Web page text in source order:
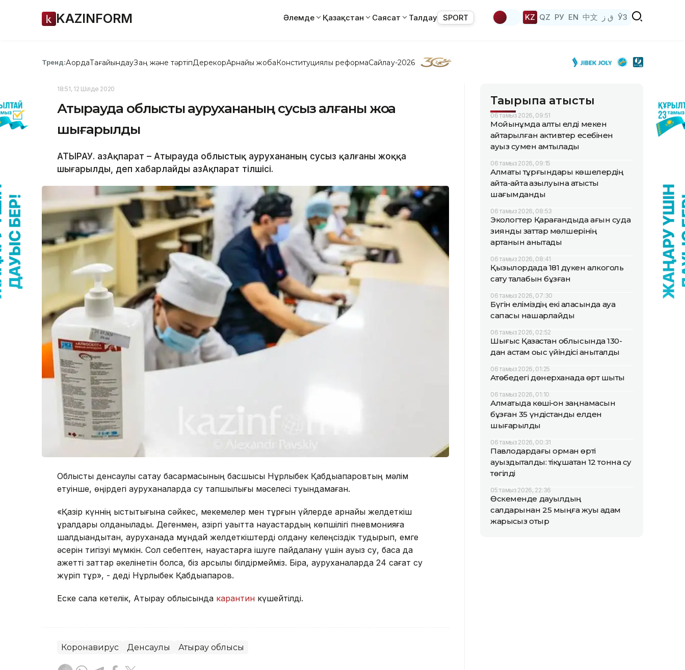
KAZINFORM Әлемде Қазақстан Саясат Талдау SPORT KZ QZ РУ EN 中文 ق ز ЎЗ
Тренд:АқордаТағайындауЗаң және тәртіпДерекқорАрнайы жобаКонституциялық реформаСайлау-2026
18:51, 12 Шілде 2020
Атырауда облыстық аурухананың сусыз қалғаны жоққа
шығарылды
АТЫРАУ. ҚазАқпарат – Атырауда облыстық аурухананың сусыз қалғаны жоққа
шығарылды, деп хабарлайды ҚазАқпарат тілшісі.
Облыстық денсаулық сақтау басқармасының басшысы Нұрлыбек Қабдықапаровтың мәлім
етуінше, өңірдегі ауруханаларда су тапшылығы мәселесі туындамаған.
«Қазір күннің ыстықтығына сәйкес, мекемелер мен тұрғын үйлерде арнайы желдеткіш
құралдары қолданылады. Дегенмен, қазіргі уақытта науқастардың көпшілігі пневмонияға
шалдыққандықтан, ауруханада мұндай желдеткіштерді қолдану келеңсіздік тудырып, емге
әсерін тигізуі мүмкін. Сол себептен, науқастарға ішуге пайдалану үшін ауыз су, басқа да
қажетті заттар әкелінетін болса, біз қарсылық білдірмейміз. Бірақ, ауруханаларда 24 сағат су
жүріп тұр», - деді Нұрлыбек Қабдықапаров.
Еске сала кетелік, Атырау облысында карантин күшейтілді.
Коронавирус Денсаулық Атырау облысы
Тақырыпқа қатысты
06 тамыз 2026, 09:51
Мойынқұмда алты елді мекен
қайтарылған активтер есебінен
ауыз сумен қамтылады
06 тамыз 2026, 09:15
Алматы тұрғындары көшелердің
қайта-қайта қазылуына қатысты
шағымданды
06 тамыз 2026, 08:53
Экологтер Қарағандыда ағын суда
зиянды заттар мөлшерінің
артқанын анықтады
06 тамыз 2026, 08:41
Қызылордада 181 дүкен алкоголь
сату талабын бұзған
06 тамыз 2026, 07:30
Бүгін еліміздің екі қаласында ауа
сапасы нашарлайды
06 тамыз 2026, 02:52
Шығыс Қазақстан облысында 130-
дан астам қоқыс үйіндісі анықталды
06 тамыз 2026, 01:25
Ақтөбедегі дөнерханада өрт шықты
06 тамыз 2026, 01:10
Алматыда көші-қон заңнамасын
бұзған 35 үндістандық елден
шығарылды
06 тамыз 2026, 00:31
Павлодардағы орман өрті
ауыздықталды: тікұшақтан 12 тонна су
төгілді
05 тамыз 2026, 22:36
Өскеменде дауылдың
салдарынан 25 мыңға жуық адам
жарықсыз отыр